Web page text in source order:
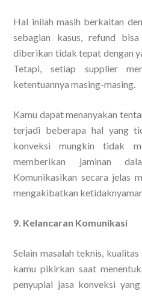
Hal inilah masih berkaitan
sebagian kasus, refund
diberikan tidak tepat dengan
Tetapi, setiap supplier
ketentuannya masing-masing.
Kamu dapat menanyakan
terjadi beberapa hal yang
konveksi mungkin tidak
memberikan jaminan
Komunikasikan secara jelas
mengakibatkan
9. Kelancaran Komunikasi
Selain masalah teknis,
kamu pikirkan saat
penyuplai jasa konveksi